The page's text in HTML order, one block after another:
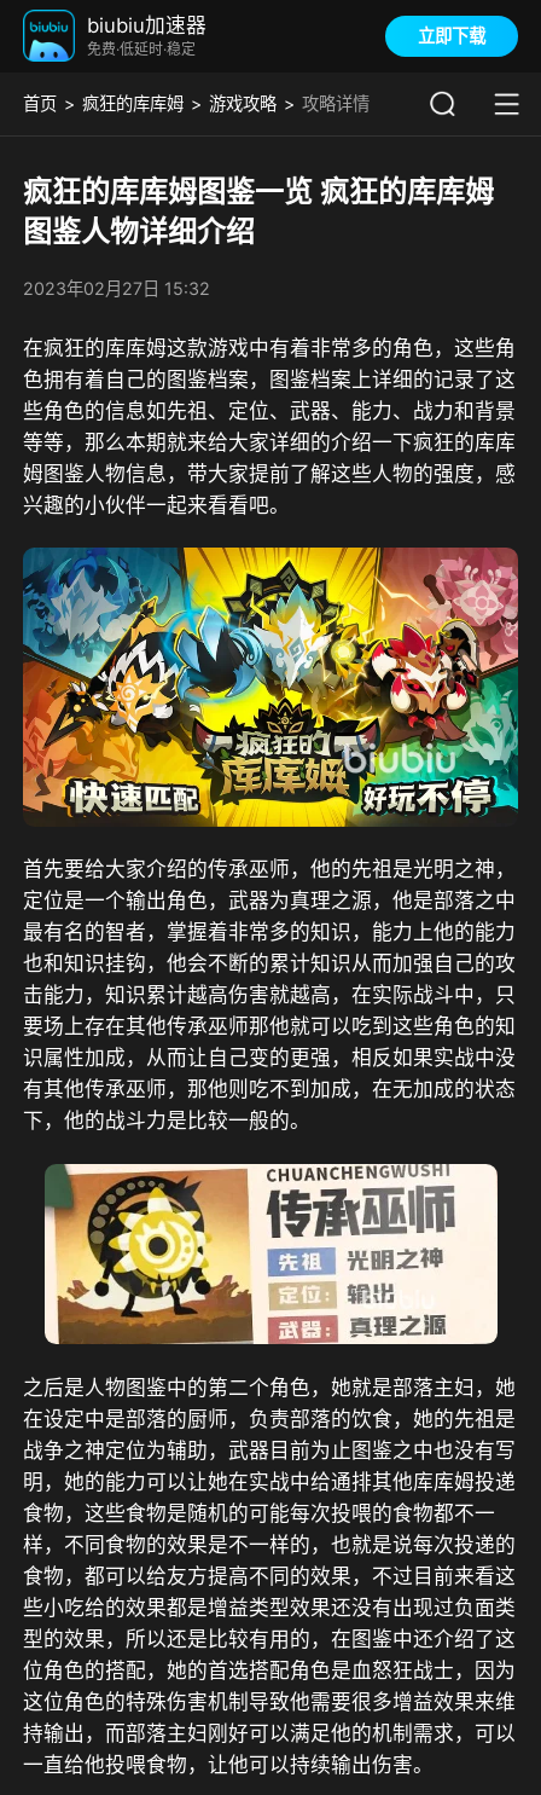
biubiu加速器
免费·低延时·稳定
立即下载
首页 疯狂的库库姆 游戏攻略 攻略详情
疯狂的库库姆图鉴一览 疯狂的库库姆
图鉴人物详细介绍
2023年02月27日 15:32
在疯狂的库库姆这款游戏中有着非常多的角色，这些角
色拥有着自己的图鉴档案，图鉴档案上详细的记录了这
些角色的信息如先祖、定位、武器、能力、战力和背景
等等，那么本期就来给大家详细的介绍一下疯狂的库库
姆图鉴人物信息，带大家提前了解这些人物的强度，感
兴趣的小伙伴一起来看看吧。
首先要给大家介绍的传承巫师，他的先祖是光明之神，
定位是一个输出角色，武器为真理之源，他是部落之中
最有名的智者，掌握着非常多的知识，能力上他的能力
也和知识挂钩，他会不断的累计知识从而加强自己的攻
击能力，知识累计越高伤害就越高，在实际战斗中，只
要场上存在其他传承巫师那他就可以吃到这些角色的知
识属性加成，从而让自己变的更强，相反如果实战中没
有其他传承巫师，那他则吃不到加成，在无加成的状态
下，他的战斗力是比较一般的。
之后是人物图鉴中的第二个角色，她就是部落主妇，她
在设定中是部落的厨师，负责部落的饮食，她的先祖是
战争之神定位为辅助，武器目前为止图鉴之中也没有写
明，她的能力可以让她在实战中给通排其他库库姆投递
食物，这些食物是随机的可能每次投喂的食物都不一
样，不同食物的效果是不一样的，也就是说每次投递的
食物，都可以给友方提高不同的效果，不过目前来看这
些小吃给的效果都是增益类型效果还没有出现过负面类
型的效果，所以还是比较有用的，在图鉴中还介绍了这
位角色的搭配，她的首选搭配角色是血怒狂战士，因为
这位角色的特殊伤害机制导致他需要很多增益效果来维
持输出，而部落主妇刚好可以满足他的机制需求，可以
一直给他投喂食物，让他可以持续输出伤害。